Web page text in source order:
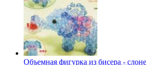
Объемная фигурка из бисера -